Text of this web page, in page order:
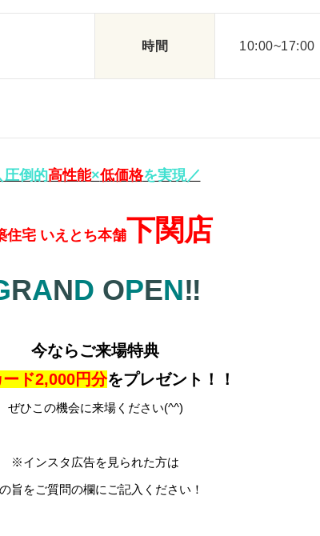
時間 10:00~17:00
圧倒的高性能×低価格を実現／
住宅 いえとち本舗下関店
RAND OPEN‼
今ならご来場特典
ド2,000円分をプレゼント！！
ぜひこの機会に来場ください(^^)
※インスタ広告を見られた方は
旨をご質問の欄にご記入ください！